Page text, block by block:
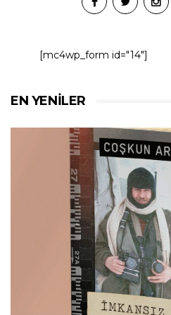
[mc4wp_form id="14"]
EN YENILER